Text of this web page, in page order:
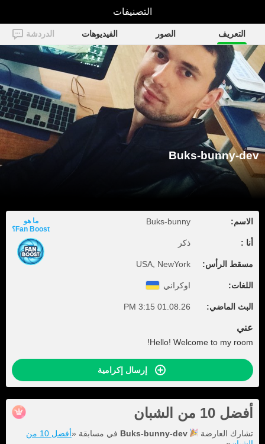
Buks-bunny-dev
التعريف الصور الفيديوهات الدردشة
Buks-bunny-dev
الاسم: Buks-bunny
أنا : ذكر
مسقط الرأس: USA, NewYork
اللغات: اوكراني
البث الماضي: 01.08.26 3:15 PM
ما هو
Fan Boost؟
عني
Hello! Welcome to my room!
إرسال إكرامية
أفضل 10 من الشبان
تشارك العارضة Buks-bunny-dev في مسابقة «
أفضل 10 من
التصنيفات